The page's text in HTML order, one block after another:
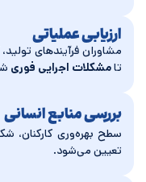
ارزیابی عملیاتی
مشاوران فرآیندهای
تامشکلات اجرایی فوری
بررسی منابع انسانی
سطح بهره‌وری کارکنان،
تعیین می‌شود.